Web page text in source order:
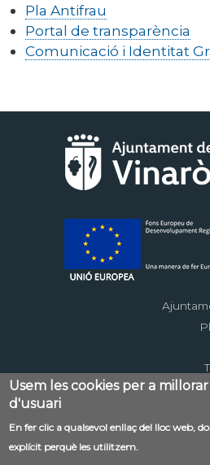
Pla Antifrau
Portal de transparència
Comunicació i Identitat
Menú
al
Contacte Avís legal
Accessibilitat
Usem les cookies per a
d'usuari
En fer clic a qualsevol enllaç del lloc web,
explícit perquè les utilitzem.